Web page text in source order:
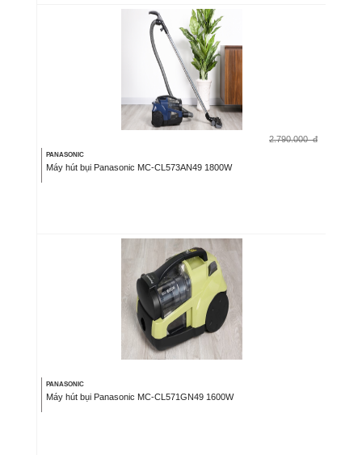
2.790.000 đ
PANASONIC
Máy hút bụi Panasonic MC-CL573AN49 1800W
PANASONIC
Máy hút bụi Panasonic MC-CL571GN49 1600W